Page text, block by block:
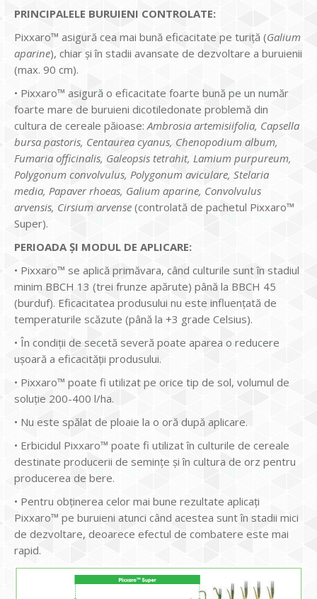
PRINCIPALELE BURUIENI CONTROLATE:
Pixxaro™ asigură cea mai bună eficacitate pe turiță (Galium
aparine), chiar și în stadii avansate de dezvoltare a buruienii
(max. 90 cm).
• Pixxaro™ asigură o eficacitate foarte bună pe un număr
foarte mare de buruieni dicotiledonate problemă din
cultura de cereale păioase:Ambrosia artemisiifolia, Capsella
bursa pastoris, Centaurea cyanus, Chenopodium album,
Fumaria officinalis, Galeopsis tetrahit, Lamium purpureum,
Polygonum convolvulus, Polygonum aviculare, Stelaria
media, Papaver rhoeas, Galium aparine, Convolvulus
arvensis, Cirsium arvense (controlată de pachetul Pixxaro™
Super).
PERIOADA ȘI MODUL DE APLICARE:
• Pixxaro™ se aplică primăvara, când culturile sunt în stadiul
minim BBCH 13 (trei frunze apărute) până la BBCH 45
(burduf). Eficacitatea produsului nu este influențată de
temperaturile scăzute (până la +3 grade Celsius).
• În condiţii de secetă severă poate aparea o reducere
ușoară a eficacității produsului.
• Pixxaro™ poate fi utilizat pe orice tip de sol, volumul de
soluție 200-400 l/ha.
• Nu este spălat de ploaie la o oră după aplicare.
• Erbicidul Pixxaro™ poate fi utilizat în culturile de cereale
destinate producerii de semințe și în cultura de orz pentru
producerea de bere.
• Pentru obţinerea celor mai bune rezultate aplicaţi
Pixxaro™ pe buruieni atunci când acestea sunt în stadii mici
de dezvoltare, deoarece efectul de combatere este mai
rapid.